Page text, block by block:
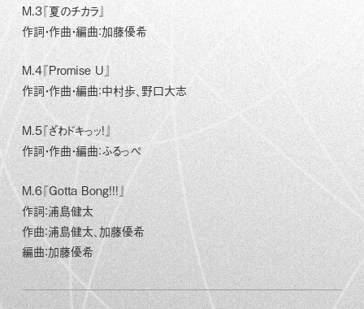
M.3『夏のチカラ』
作詞・作曲・編曲：加藤優希
M.4『Promise U』
作詞・作曲・編曲：中村歩、野口大志
M.5『ざわドキっッ!』
作詞・作曲・編曲：ふるっぺ
M.6『Gotta Bong!!!』
作詞：浦島健太
作曲：浦島健太、加藤優希
編曲：加藤優希